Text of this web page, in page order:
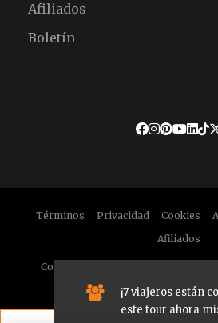
¡7 viajeros están
este tour ahora
Afiliados
Boletín
Términos Privacidad Cookies
Afiliados
Copyright © 2026 Enchanted
derechos